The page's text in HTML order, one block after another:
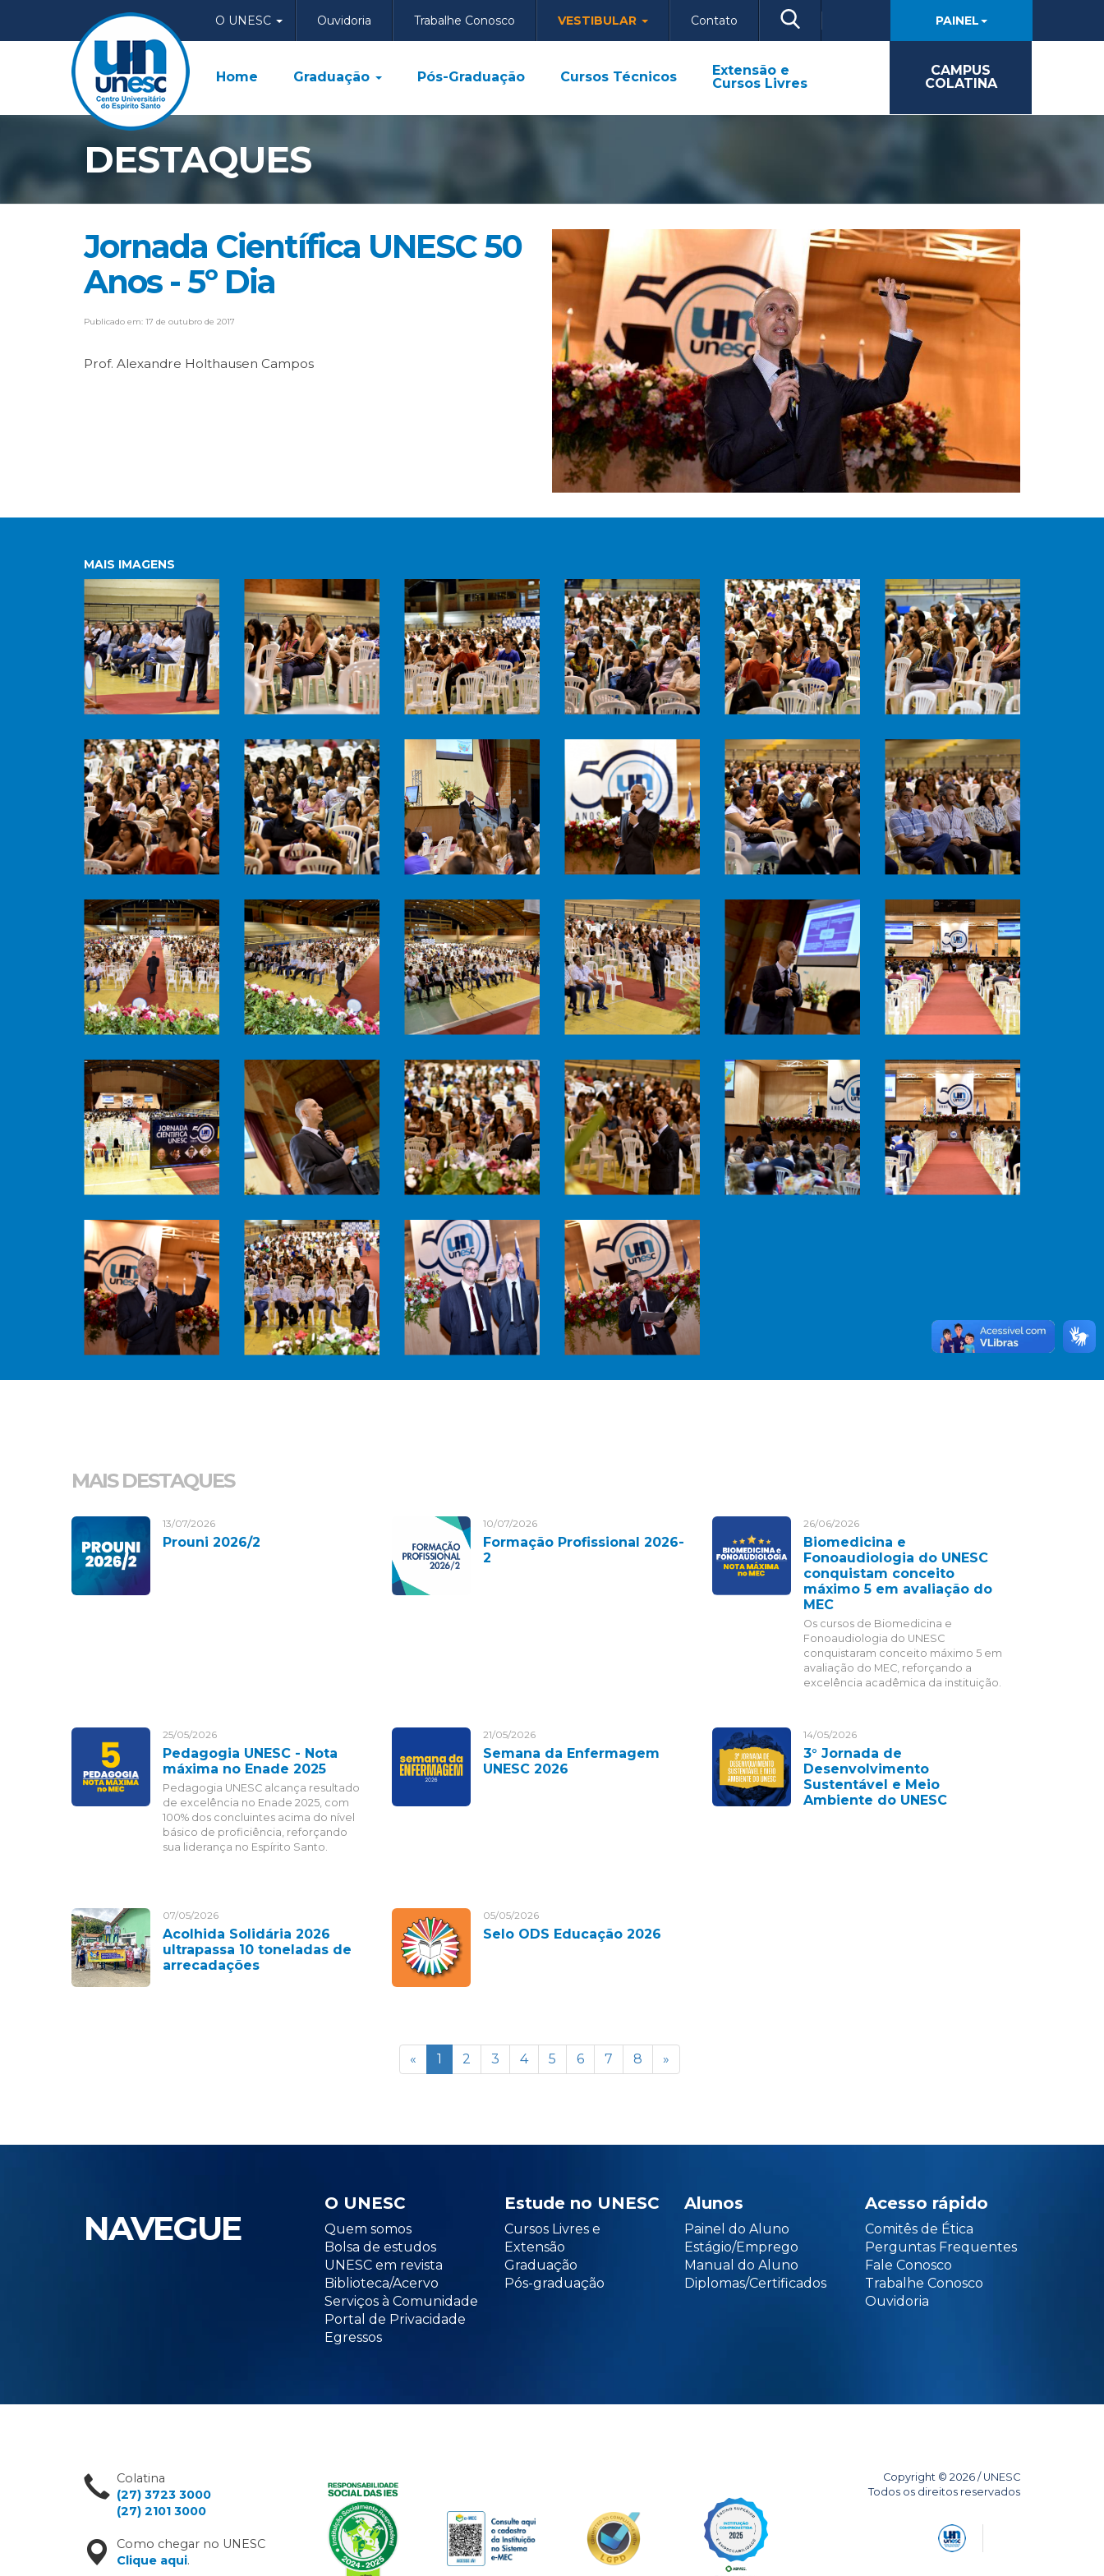
O UNESC Ouvidoria Trabalhe Conosco VESTIBULAR Contato PAINEL
Home Graduação Pós-Graduação Cursos Técnicos
Extensão e
Cursos Livres
CAMPUS
COLATINA
DESTAQUES
Jornada Científica UNESC 50
Anos - 5º Dia
Publicado em: 17 de outubro de 2017
Prof. Alexandre Holthausen Campos
MAIS IMAGENS
MAIS DESTAQUES
13/07/2026
Prouni 2026/2
10/07/2026
Formação Profissional 2026-
2
26/06/2026
Biomedicina e
Fonoaudiologia do UNESC
conquistam conceito
máximo 5 em avaliação do
MEC
Os cursos de Biomedicina e
Fonoaudiologia do UNESC
conquistaram conceito máximo 5 em
avaliação do MEC, reforçando a
excelência acadêmica da instituição.
25/05/2026
Pedagogia UNESC - Nota
máxima no Enade 2025
Pedagogia UNESC alcança resultado
de excelência no Enade 2025, com
100% dos concluintes acima do nível
básico de proficiência, reforçando
sua liderança no Espírito Santo.
21/05/2026
Semana da Enfermagem
UNESC 2026
14/05/2026
3° Jornada de
Desenvolvimento
Sustentável e Meio
Ambiente do UNESC
07/05/2026
Acolhida Solidária 2026
ultrapassa 10 toneladas de
arrecadações
05/05/2026
Selo ODS Educação 2026
« 1 2 3 4 5 6 7 8 »
NAVEGUE
O UNESC
Quem somos
Bolsa de estudos
UNESC em revista
Biblioteca/Acervo
Serviços à Comunidade
Portal de Privacidade
Egressos
Estude no UNESC
Cursos Livres e
Extensão
Graduação
Pós-graduação
Alunos
Painel do Aluno
Estágio/Emprego
Manual do Aluno
Diplomas/Certificados
Acesso rápido
Comitês de Ética
Perguntas Frequentes
Fale Conosco
Trabalhe Conosco
Ouvidoria
Colatina
(27) 3723 3000
(27) 2101 3000
Como chegar no UNESC
Clique aqui.
Copyright © 2026 / UNESC
Todos os direitos reservados